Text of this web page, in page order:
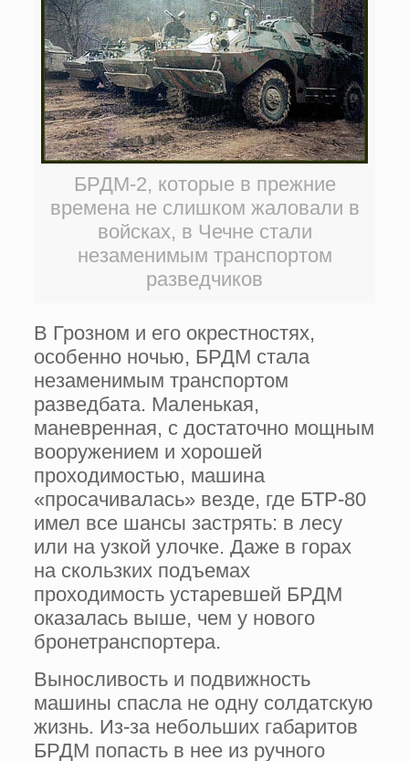
БРДМ-2, которые в прежние
времена не слишком жаловали в
войсках, в Чечне стали
незаменимым транспортом
разведчиков
В Грозном и его окрестностях,
особенно ночью, БРДМ стала
незаменимым транспортом
разведбата. Маленькая,
маневренная, с достаточно мощным
вооружением и хорошей
проходимостью, машина
«просачивалась» везде, где БТР-80
имел все шансы застрять: в лесу
или на узкой улочке. Даже в горах
на скользких подъемах
проходимость устаревшей БРДМ
оказалась выше, чем у нового
бронетранспортера.
Выносливость и подвижность
машины спасла не одну солдатскую
жизнь. Из-за небольших габаритов
БРДМ попасть в нее из ручного